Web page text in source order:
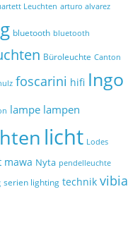
Leuchten arturo alvarez
bluetooth bluetooth
Büroleuchte Canton
foscarini hifi Ingo
lampe lampen
licht Lodes
mawa Nyta pendelleuchte
serien lighting technik vibia